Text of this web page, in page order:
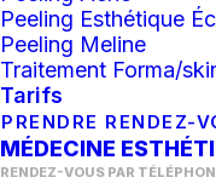
Peeling Esthétique
Peeling Meline
Traitement Forma/
Tarifs
PRENDRE RENDEZ-
MÉDECINE
RENDEZ-VOUS PAR